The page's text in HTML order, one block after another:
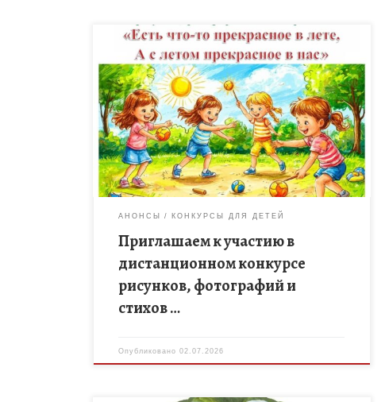
Уважаемые родители, педагоги, воспитанники
дошкольных образовательных организаций и
обучающиеся общеобразовательных школ! Фонд
реализации программ и проектов, направленных
на развитие культуры, искусства и поддержку
детского творчества […]
АНОНСЫ КОНКУРСЫ ДЛЯ ДЕТЕЙ
Приглашаем к участию в
дистанционном конкурсе
рисунков, фотографий и
стихов …
Опубликовано02.07.2026